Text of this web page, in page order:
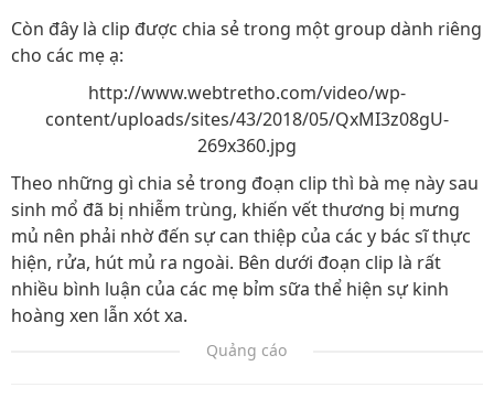
Còn đây là clip được chia sẻ trong một group dành riêng
cho các mẹ ạ:
http://www.webtretho.com/video/wp-
content/uploads/sites/43/2018/05/QxMI3z08gU-
269x360.jpg
Theo những gì chia sẻ trong đoạn clip thì bà mẹ này sau
sinh mổ đã bị nhiễm trùng, khiến vết thương bị mưng
mủ nên phải nhờ đến sự can thiệp của các y bác sĩ thực
hiện, rửa, hút mủ ra ngoài. Bên dưới đoạn clip là rất
nhiều bình luận của các mẹ bỉm sữa thể hiện sự kinh
hoàng xen lẫn xót xa.
Quảng cáo